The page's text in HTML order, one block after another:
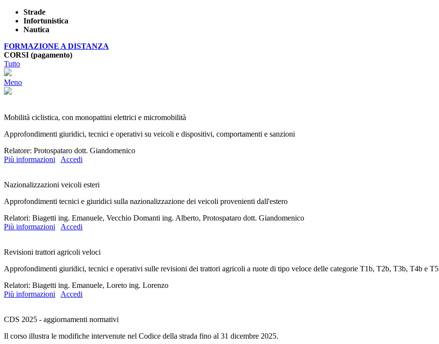
Strade
Infortunistica
Nautica
FORMAZIONE A DISTANZA
CORSI (pagamento)
Tutto
Meno
Mobilità ciclistica, con monopattini elettrici e micromobilità
Approfondimenti giuridici, tecnici e operativi su veicoli e dispositivi, comportamenti e sanzioni
Relatore: Protospataro dott. Giandomenico
Più informazioni
Accedi
Nazionalizzazioni veicoli esteri
Approfondimenti tecnici e giuridici sulla nazionalizzazione dei veicoli provenienti dall'estero
Relatori: Biagetti ing. Emanuele, Vecchio Domanti ing. Alberto, Protospataro dott. Giandomenico
Più informazioni
Accedi
Revisioni trattori agricoli veloci
Approfondimenti giuridici, tecnici e operativi sulle revisioni dei trattori agricoli a ruote di tipo veloce delle categorie T1b, T2b, T3b, T4b e T5
Relatori: Biagetti ing. Emanuele, Loreto ing. Lorenzo
Più informazioni
Accedi
CDS 2025 - aggiornamenti normativi
Il corso illustra le modifiche intervenute nel Codice della strada fino al 31 dicembre 2025.